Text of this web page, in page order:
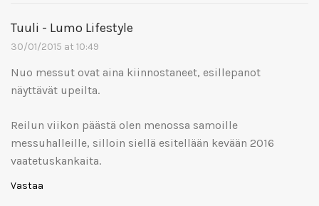
Tuuli - Lumo Lifestyle
30/01/2015 at 10:49
Nuo messut ovat aina kiinnostaneet, esillepanot
näyttävät upeilta.
Reilun viikon päästä olen menossa samoille
messuhalleille, silloin siellä esitellään kevään 2016
vaatetuskankaita.
Vastaa